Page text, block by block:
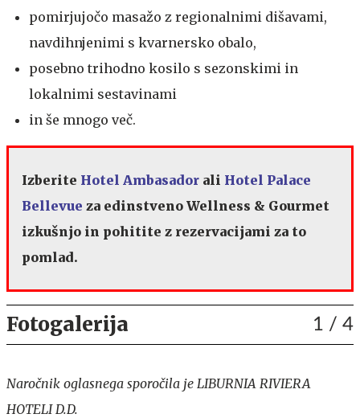
pomirjujočo masažo z regionalnimi dišavami,
navdihnjenimi s kvarnersko obalo,
posebno trihodno kosilo s sezonskimi in
lokalnimi sestavinami
in še mnogo več.
Izberite Hotel Ambasador ali Hotel Palace
Bellevue za edinstveno Wellness & Gourmet
izkušnjo in pohitite z rezervacijami za to
pomlad.
Fotogalerija 1 / 4
Naročnik oglasnega sporočila je LIBURNIA RIVIERA
HOTELI D.D.